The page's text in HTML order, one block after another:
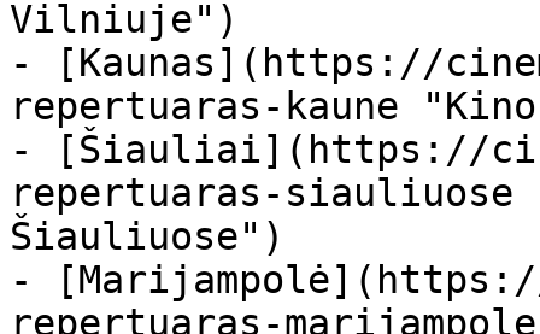
Vilniuje")
- [Kaunas](https://
repertuaras-kaune
- [Šiauliai](https://
repertuaras-
Šiauliuose")
-
repertuaras-